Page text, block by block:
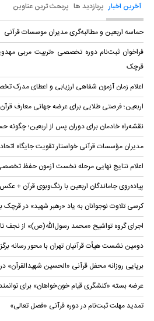
آخرین اخبار پربازدید ها پربحث ترین عناوین
حماسه اربعین و مطالبه‌گری مدیران موسسات قرآنی
فراخوان ثبت‌نام دوره تخصصی «تربیت مربی
قرچک
اعلام زمان آزمون شفاهی ارزیابی و اعطای مدرک
اربعین؛ فرصتی طلایی برای عرضه جهانی معارف
نقشه‌راه خادمان برای دوران پس از اربعین؛ چگونه
مدیران مؤسسات قرآنی خواستار تقویت جایگاه
اعلام نتایج نهایی مرحله نخست آزمون حفظ
پیاده‌روی جاماندگان اربعین با رنگ‌وبوی قرآن + عکس
کرسی تلاوت نوجوانان به یاد «رهبر شهید» در قرچک
اجرای گروه تواشیح «محمد رسول‌الله(ص)» از نجف تا
دومین نشست هیأت قرآنیان تهران با محور رسانه
برپایی روزانه محفل قرآنی «الحسین شهیدالقرآن» در
عرضه بسته «کنشگری قیام خون‌خواهان» برای
تمدید مهلت ثبت‌نام در دوره قرآنی «فصل تعالی»